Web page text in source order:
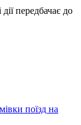
передбачає до
поїзд на